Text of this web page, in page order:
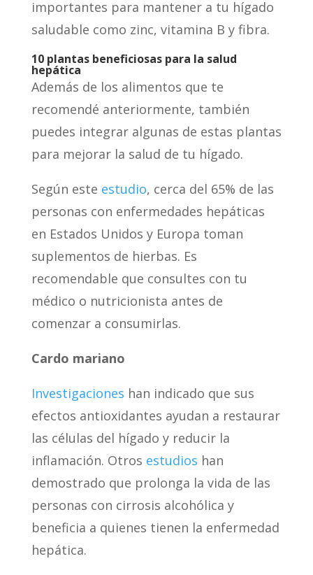
importantes para mantener a tu hígado
saludable como zinc, vitamina B y fibra.
10 plantas beneficiosas para la salud
hepática
Además de los alimentos que te
recomendé anteriormente, también
puedes integrar algunas de estas plantas
para mejorar la salud de tu hígado.
Según este estudio, cerca del 65% de las
personas con enfermedades hepáticas
en Estados Unidos y Europa toman
suplementos de hierbas. Es
recomendable que consultes con tu
médico o nutricionista antes de
comenzar a consumirlas.
Cardo mariano
Investigaciones han indicado que sus
efectos antioxidantes ayudan a restaurar
las células del hígado y reducir la
inflamación. Otros estudios han
demostrado que prolonga la vida de las
personas con cirrosis alcohólica y
beneficia a quienes tienen la enfermedad
hepática.